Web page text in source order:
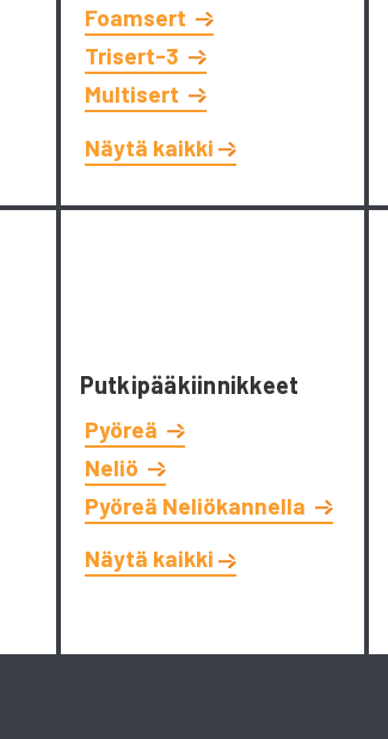
Foamsert
Trisert-3
Multisert
Näytä kaikki
Putkipääkiinnikkeet
Pyöreä
Neliö
Pyöreä Neliökannella
Näytä kaikki